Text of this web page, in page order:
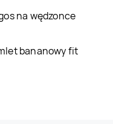
na wędzonce
bananowy fit